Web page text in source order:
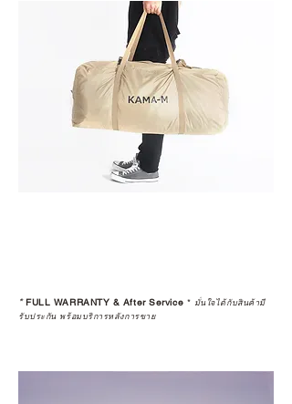
*FULL WARRANTY & After Service * มั่นใจได้กับสินค้ามี
รับประกัน พร้อมบริการหลังการขาย